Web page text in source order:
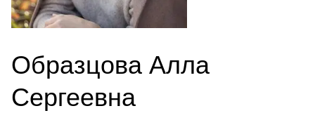
Образцова Алла
Сергеевна